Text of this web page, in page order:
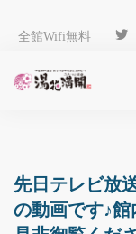
全館Wifi無料
客 室
温 泉
料 理
先日テレビ放
の動画です♪館